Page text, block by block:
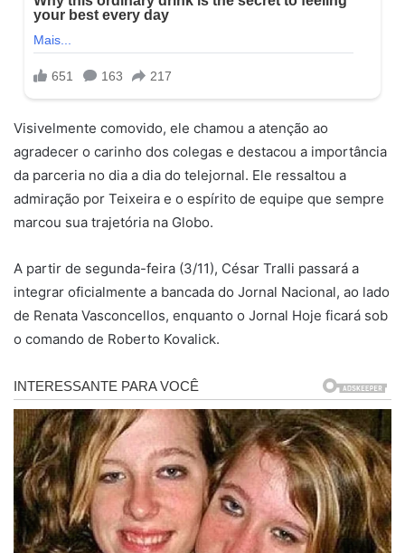
Visivelmente comovido, ele chamou a atenção ao
agradecer o carinho dos colegas e destacou a importância
da parceria no dia a dia do telejornal. Ele ressaltou a
admiração por Teixeira e o espírito de equipe que sempre
marcou sua trajetória na Globo.
A partir de segunda-feira (3/11), César Tralli passará a
integrar oficialmente a bancada do Jornal Nacional, ao lado
de Renata Vasconcellos, enquanto o Jornal Hoje ficará sob
o comando de Roberto Kovalick.